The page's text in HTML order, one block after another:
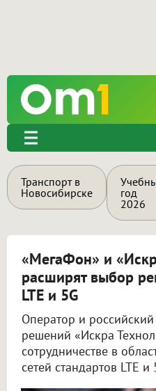
Транспорт в
Новосибирске
год
2026
«МегаФон» и
расширят выбор
LTE и 5G
Оператор и
решений «Искра
сотрудничестве в
сетей стандартов LTE и